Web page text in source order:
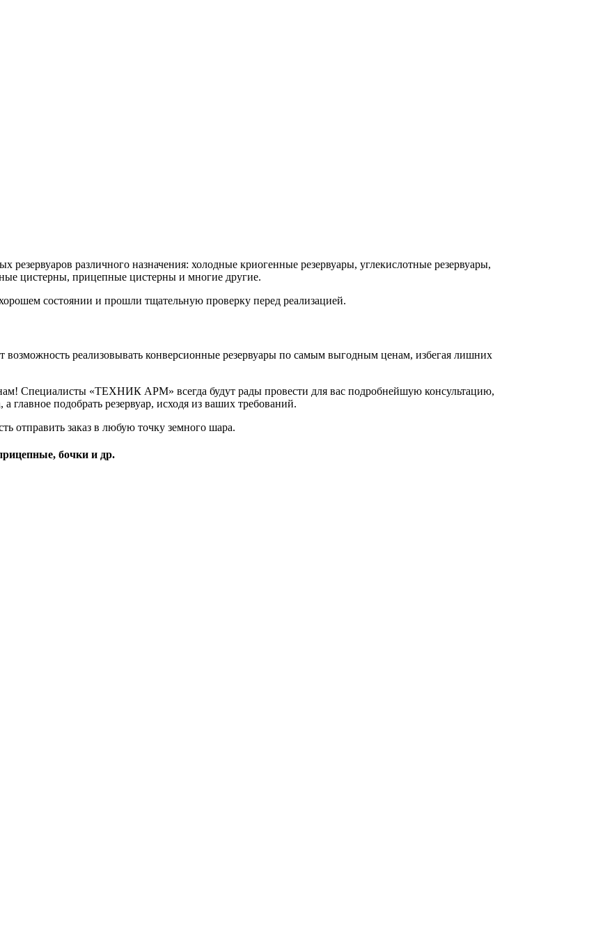
различного назначения: холодные криогенные резервуары, углекислотные резервуары,
цистерны, прицепные цистерны и многие другие.
состоянии и прошли тщательную проверку перед реализацией.
возможность реализовывать конверсионные резервуары по самым выгодным ценам, избегая лишних
Специалисты «ТЕХНИК АРМ» всегда будут рады провести для вас подробнейшую консультацию,
главное подобрать резервуар, исходя из ваших требований.
отправить заказ в любую точку земного шара.
бочки и др.